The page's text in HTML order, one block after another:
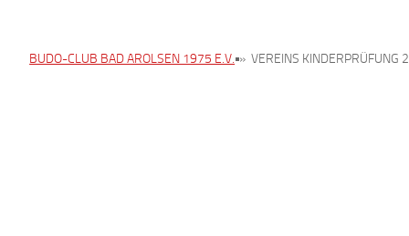
BUDO-CLUB BAD AROLSEN 1975 E.V. » VEREINS KINDERPRÜFUNG